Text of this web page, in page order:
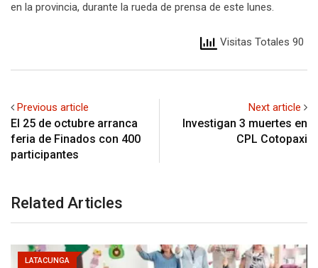
en la provincia, durante la rueda de prensa de este lunes.
Visitas Totales 90
Previous article
El 25 de octubre arranca
feria de Finados con 400
participantes
Next article
Investigan 3 muertes en
CPL Cotopaxi
Related Articles
LATACUNGA